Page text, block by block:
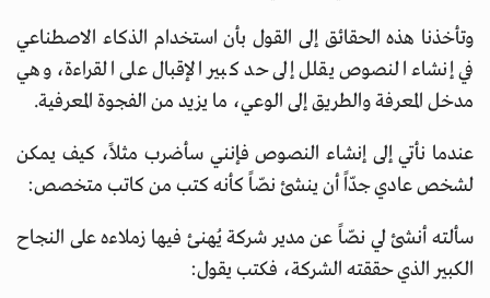
وتأخذنا هذه الحقائق إلى القول بأن استخدام الذكاء الاصطناعي
في إنشاء النصوص يقلل إلى حد كبير الإقبال على القراءة، وهي
مدخل المعرفة والطريق إلى الوعي، ما يزيد من الفجوة المعرفية.
عندما نأتي إلى إنشاء النصوص فإنني سأضرب مثلاً، كيف يمكن
لشخص عادي جدّاً أن ينشئ نصّاً كأنه كتب من كاتب متخصص:
سألته أنشئ لي نصّاً عن مدير شركة يُهنئ فيها زملاءه على النجاح
الكبير الذي حققته الشركة، فكتب يقول: